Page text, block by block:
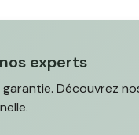
experts
Découvrez